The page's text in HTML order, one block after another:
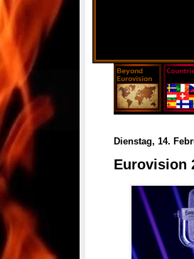
Dienstag, 14.
Eurovision